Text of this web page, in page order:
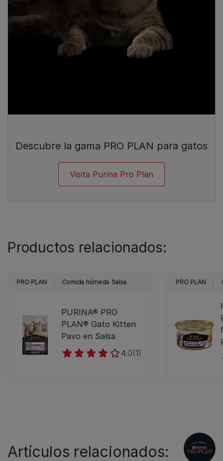
Descubre la gama PRO PLAN para gatos
Visita Purina Pro Plan
Productos relacionados:
PRO PLAN Comida húmeda Salsa
PURINA® PRO
PLAN® Gato Kitten
Pavo en Salsa
4.0(1)
PRO PLAN
Artículos relacionados: